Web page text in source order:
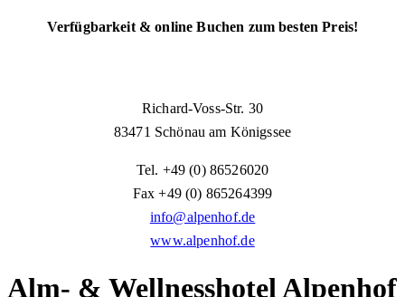
Verfügbarkeit & online Buchen zum besten Preis!
Richard-Voss-Str. 30
83471 Schönau am Königssee
Tel. +49 (0) 86526020
Fax +49 (0) 865264399
info@alpenhof.de
www.alpenhof.de
Alm- & Wellnesshotel Alpenhof